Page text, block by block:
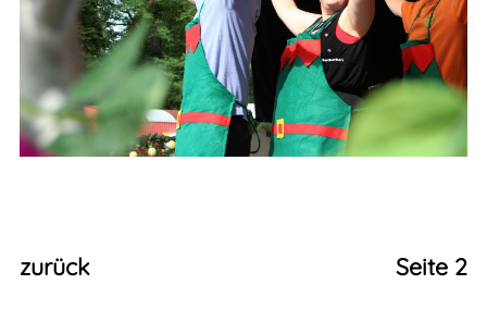
zurück Seite 2